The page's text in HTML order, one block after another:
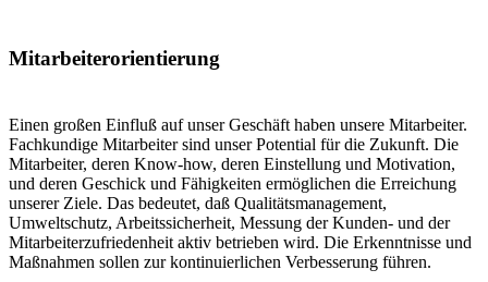
Mitarbeiterorientierung
Einen großen Einfluß auf unser Geschäft haben unsere Mitarbeiter.
Fachkundige Mitarbeiter sind unser Potential für die Zukunft. Die
Mitarbeiter, deren Know-how, deren Einstellung und Motivation,
und deren Geschick und Fähigkeiten ermöglichen die Erreichung
unserer Ziele. Das bedeutet, daß Qualitätsmanagement,
Umweltschutz, Arbeitssicherheit, Messung der Kunden- und der
Mitarbeiterzufriedenheit aktiv betrieben wird. Die Erkenntnisse und
Maßnahmen sollen zur kontinuierlichen Verbesserung führen.